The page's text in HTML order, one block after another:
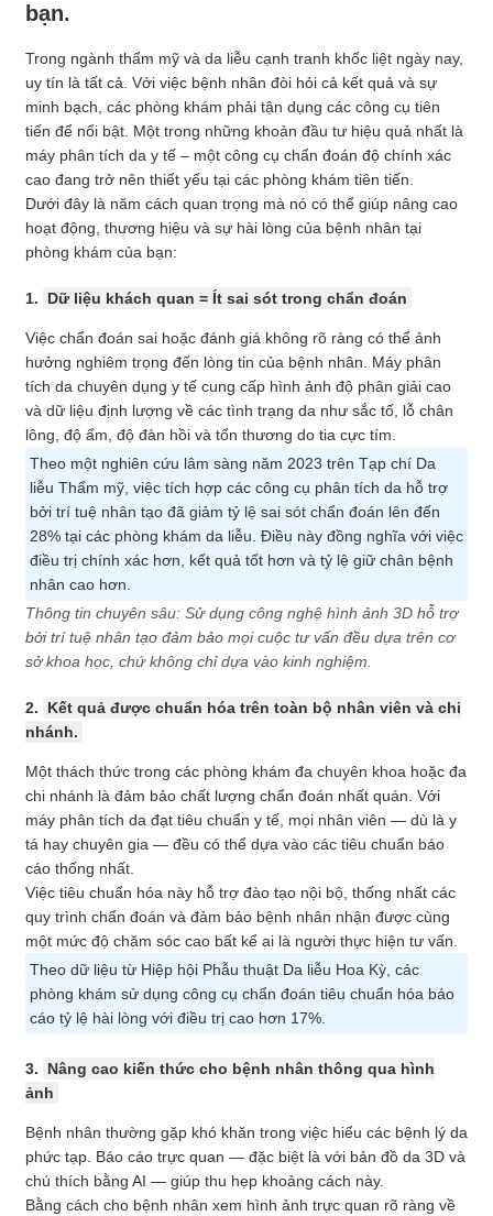
bạn.
Trong ngành thẩm mỹ và da liễu cạnh tranh khốc liệt ngày nay,
uy tín là tất cả. Với việc bệnh nhân đòi hỏi cả kết quả và sự
minh bạch, các phòng khám phải tận dụng các công cụ tiên
tiến để nổi bật. Một trong những khoản đầu tư hiệu quả nhất là
máy phân tích da y tế – một công cụ chẩn đoán độ chính xác
cao đang trở nên thiết yếu tại các phòng khám tiên tiến.
Dưới đây là năm cách quan trọng mà nó có thể giúp nâng cao
hoạt động, thương hiệu và sự hài lòng của bệnh nhân tại
phòng khám của bạn:
1. Dữ liệu khách quan = Ít sai sót trong chẩn đoán
Việc chẩn đoán sai hoặc đánh giá không rõ ràng có thể ảnh
hưởng nghiêm trọng đến lòng tin của bệnh nhân. Máy phân
tích da chuyên dụng y tế cung cấp hình ảnh độ phân giải cao
và dữ liệu định lượng về các tình trạng da như sắc tố, lỗ chân
lông, độ ẩm, độ đàn hồi và tổn thương do tia cực tím.
Theo một nghiên cứu lâm sàng năm 2023 trên Tạp chí Da
liễu Thẩm mỹ, việc tích hợp các công cụ phân tích da hỗ trợ
bởi trí tuệ nhân tạo đã giảm tỷ lệ sai sót chẩn đoán lên đến
28% tại các phòng khám da liễu. Điều này đồng nghĩa với việc
điều trị chính xác hơn, kết quả tốt hơn và tỷ lệ giữ chân bệnh
nhân cao hơn.
Thông tin chuyên sâu: Sử dụng công nghệ hình ảnh 3D hỗ trợ
bởi trí tuệ nhân tạo đảm bảo mọi cuộc tư vấn đều dựa trên cơ
sở khoa học, chứ không chỉ dựa vào kinh nghiệm.
2.
Kết quả được chuẩn hóa trên toàn bộ nhân viên và chi
nhánh.
Một thách thức trong các phòng khám đa chuyên khoa hoặc đa
chi nhánh là đảm bảo chất lượng chẩn đoán nhất quán. Với
máy phân tích da đạt tiêu chuẩn y tế, mọi nhân viên — dù là y
tá hay chuyên gia — đều có thể dựa vào các tiêu chuẩn báo
cáo thống nhất.
Việc tiêu chuẩn hóa này hỗ trợ đào tạo nội bộ, thống nhất các
quy trình chẩn đoán và đảm bảo bệnh nhân nhận được cùng
một mức độ chăm sóc cao bất kể ai là người thực hiện tư vấn.
Theo dữ liệu từ Hiệp hội Phẫu thuật Da liễu Hoa Kỳ, các
phòng khám sử dụng công cụ chẩn đoán tiêu chuẩn hóa báo
cáo tỷ lệ hài lòng với điều trị cao hơn 17%.
3.
Nâng cao kiến ​​thức cho bệnh nhân thông qua hình
ảnh
Bệnh nhân thường gặp khó khăn trong việc hiểu các bệnh lý da
phức tạp. Báo cáo trực quan — đặc biệt là với bản đồ da 3D và
chú thích bằng AI — giúp thu hẹp khoảng cách này.
Bằng cách cho bệnh nhân xem hình ảnh trực quan rõ ràng về